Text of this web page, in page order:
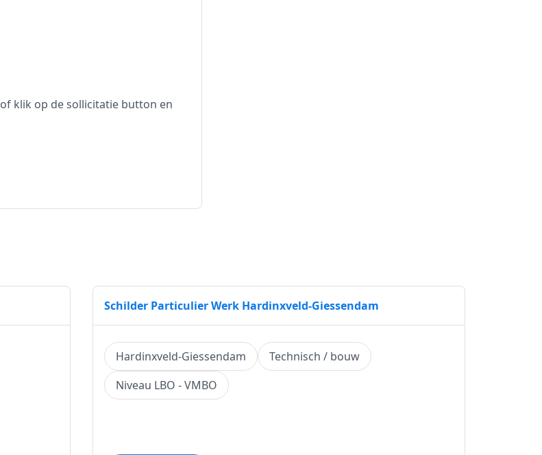
of klik op de sollicitatie button en
Schilder Particulier Werk Hardinxveld-Giessendam
Hardinxveld-Giessendam
Technisch / bouw
Niveau LBO - VMBO